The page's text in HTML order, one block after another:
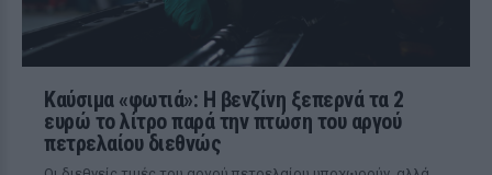
Καύσιμα «φωτιά»: Η βενζίνη ξεπερνά τα 2
ευρώ το λίτρο παρά την πτώση του αργού
πετρελαίου διεθνώς